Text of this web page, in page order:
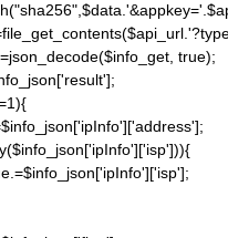
true);